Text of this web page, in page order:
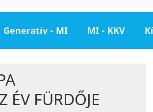
Generatív - MI MI - KKV
ÉV FÜRDŐJE